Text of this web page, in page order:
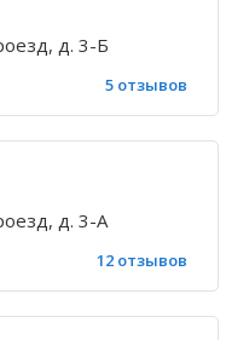
д. 3-Б
5 отзывов
д. 3-А
12 отзывов